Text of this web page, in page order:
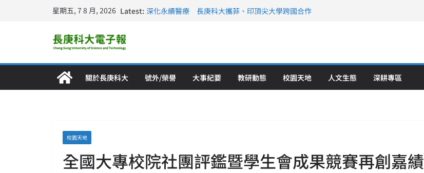
星期五, 7 8 月, 2026 Latest: 深化永續醫療 長庚科大攜菲、印頂尖大學跨國合作
關於長庚科大 號外/榮譽 大事紀要 教研動態 校園天地 人文生態 深耕專區
校園天地
全國大專校院社團評鑑暨學生會成果競賽再創嘉績